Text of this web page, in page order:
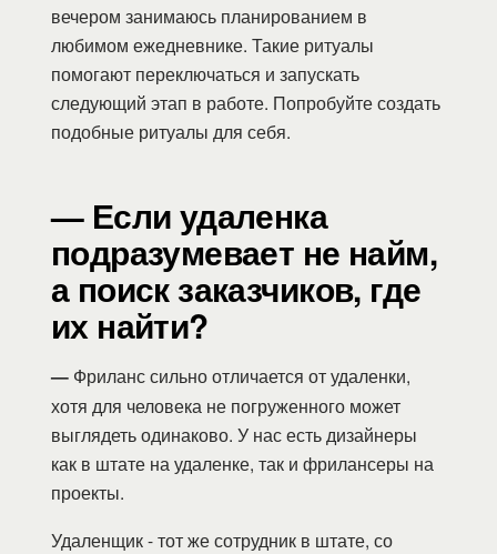
вечером занимаюсь планированием в
любимом ежедневнике. Такие ритуалы
помогают переключаться и запускать
следующий этап в работе. Попробуйте создать
подобные ритуалы для себя.
— Если удаленка
подразумевает не найм,
а поиск заказчиков, где
их найти?
— Фриланс сильно отличается от удаленки,
хотя для человека не погруженного может
выглядеть одинаково. У нас есть дизайнеры
как в штате на удаленке, так и фрилансеры на
проекты.
Удаленщик - тот же сотрудник в штате, со